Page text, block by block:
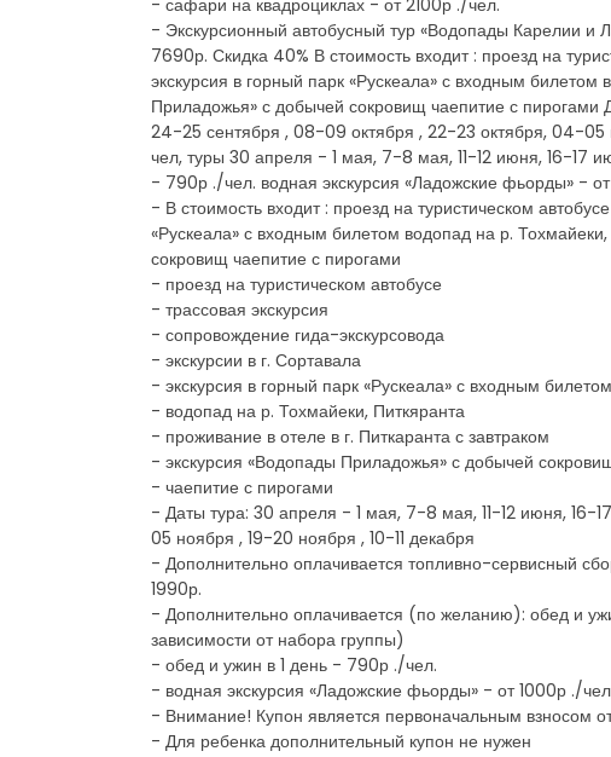
- Экскурсионный автобусный тур «Водопады Карелии и
7690р. Скидка 40% В стоимость входит : проезд на
экскурсия в горный парк «Рускеала» с входным
Приладожья» с добычей сокровищ чаепитие с пирогами
24-25 сентября , 08-09 октября , 22-23 октября, 04-05
чел, туры 30 апреля - 1 мая, 7-8 мая, 11-12 июня, 16-17
- 790р ./чел. водная экскурсия «Ладожские фьорды» -
- В стоимость входит : проезд на туристическом
«Рускеала» с входным билетом водопад на р.
сокровищ чаепитие с пирогами
- проезд на туристическом автобусе
- трассовая экскурсия
- сопровождение гида-экскурсовода
- экскурсии в г. Сортавала
- экскурсия в горный парк «Рускеала» с входным билетом
- водопад на р. Тохмайеки, Питкяранта
- проживание в отеле в г. Питкаранта с завтраком
- экскурсия «Водопады Приладожья» с добычей
- чаепитие с пирогами
- Даты тура: 30 апреля - 1 мая, 7-8 мая, 11-12 июня, 16-
05 ноября , 19-20 ноября , 10-11 декабря
- Дополнительно оплачивается топливно-сервисный
1990р.
- Дополнительно оплачивается (по желанию): обед и
зависимости от набора группы)
- обед и ужин в 1 день - 790р ./чел.
- водная экскурсия «Ладожские фьорды» - от 1000р ./
- Внимание! Купон является первоначальным взносом
- Для ребенка дополнительный купон не нужен